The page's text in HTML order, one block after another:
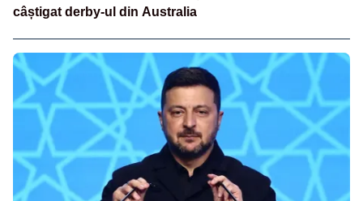
câștigat derby-ul din Australia